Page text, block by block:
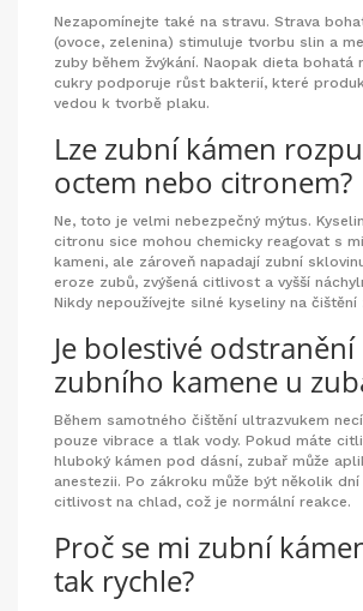
Nezapomínejte také na stravu. Strava
(ovoce, zelenina) stimuluje tvorbu slin a
zuby během žvýkání. Naopak dieta bohatá
cukry podporuje růst bakterií, které
vedou k tvorbě plaku.
Lze zubní kámen
octem nebo citronem?
Ne, toto je velmi nebezpečný mýtus.
citronu sice mohou chemicky reagovat s
kameni, ale zároveň napadají zubní
eroze zubů, zvýšená citlivost a vyšší
Nikdy nepoužívejte silné kyseliny na čištění
Je bolestivé odstranění
zubního kamene u
Během samotného čištění ultrazvukem
pouze vibrace a tlak vody. Pokud máte
hluboký kámen pod dásní, zubař může
anestezii. Po zákroku může být několik
citlivost na chlad, což je normální reakce.
Proč se mi zubní
tak rychle?